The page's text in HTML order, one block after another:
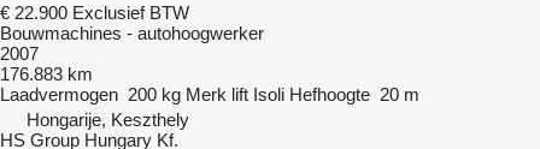
€ 22.900 Exclusief BTW
Bouwmachines - autohoogwerker
2007
176.883 km
Laadvermogen 200 kg Merk lift Isoli Hefhoogte 20 m
Hongarije, Keszthely
HS Group Hungary Kf.